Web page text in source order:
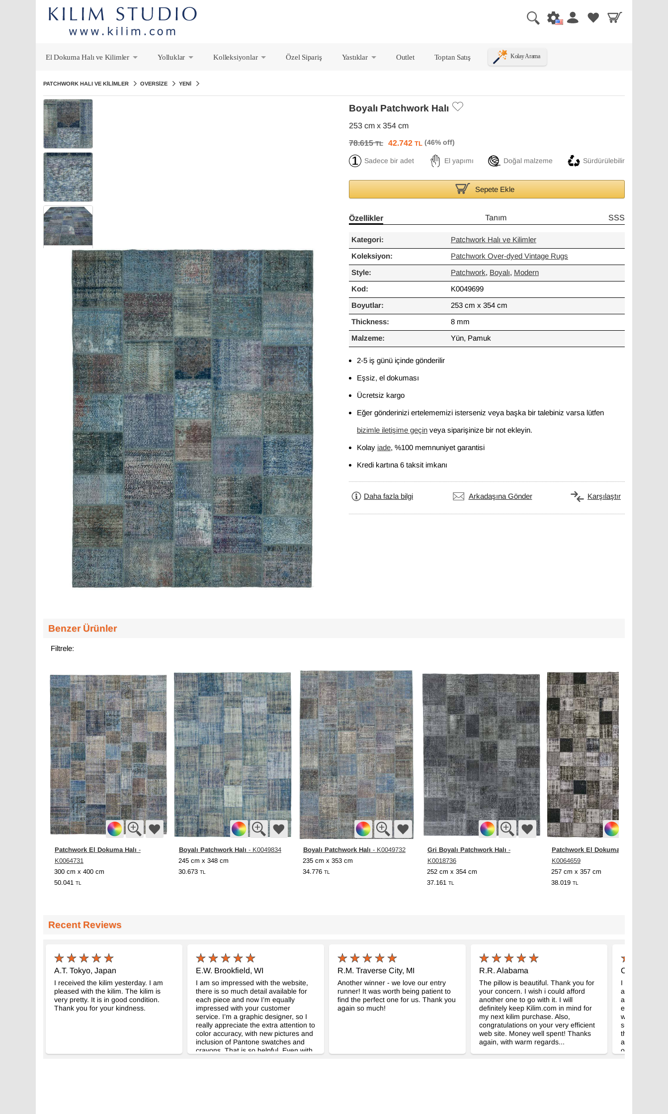
El Dokuma Halı ve Kilimler
Yolluklar
Kolleksiyonlar
Özel Sipariş
Yastıklar Outlet Toptan Satış Kolay Arama
PATCHWORK HALI VE KILIMLER OVERSIZE YENI
Boyalı Patchwork Halı
253 cm x 354 cm
78.615TL 42.742 TL
Sadece bir adet El yapımı Doğal malzeme Sürdürülebilir
Sepete Ekle
Özellikler Tanım SSS
Kategori: Patchwork Halı ve Kilimler
Koleksiyon: Patchwork Over-dyed Vintage Rugs
Style: Patchwork, Boyalı, Modern
Kod: K0049699
Boyutlar: 253 cm x 354 cm
Thickness: 8 mm
Malzeme: Yün, Pamuk
2-5 iş günü içinde gönderilir
Eşsiz, el dokuması
Ücretsiz kargo
Eğer gönderinizi ertelememizi isterseniz veya başka bir talebiniz varsa lütfen
bizimle iletişime geçin veya siparişinize bir not ekleyin.
Kolay iade, %100 memnuniyet garantisi
Kredi kartına 6 taksit imkanı
Daha fazla bilgi Arkadaşına Gönder Karşılaştır
Benzer Ürünler
Filtrele:
Patchwork El Dokuma Halı -
K0064731
300 cm x 400 cm
50.041 TL
Boyalı Patchwork Halı - K0049834
245 cm x 348 cm
30.673 TL
Boyalı Patchwork Halı - K0049732
235 cm x 353 cm
34.776 TL
Gri Boyalı Patchwork Halı -
K0018736
252 cm x 354 cm
37.161 TL
Patchwork El Dokuma Halı
K0064659
257 cm x 357 cm
38.019 TL
Recent Reviews
A.T. Tokyo, Japan
I received the kilim yesterday. I am
pleased with the kilim. The kilim is
very pretty. It is in good condition.
Thank you for your kindness.
E.W. Brookfield, WI
I am so impressed with the website,
there is so much detail available for
each piece and now I’m equally
impressed with your customer
service. I’m a graphic designer, so I
really appreciate the extra attention to
color accuracy, with new pictures and
inclusion of Pantone swatches and
crayons. That is so helpful. Even with
R.M. Traverse City, MI
Another winner - we love our entry
runner! It was worth being patient to
find the perfect one for us. Thank you
again so much!
R.R. Alabama
The pillow is beautiful. Thank you for
your concern. I wish i could afford
another one to go with it. I will
definitely keep Kilim.com in mind for
my next kilim purchase. Also,
congratulations on your very efficient
web site. Money well spent! Thanks
again, with warm regards...
C.F. Sydney,
I wanted you
arrived safely
are
exactly as we
was easily
suggested.
throughout
and also for
our package!